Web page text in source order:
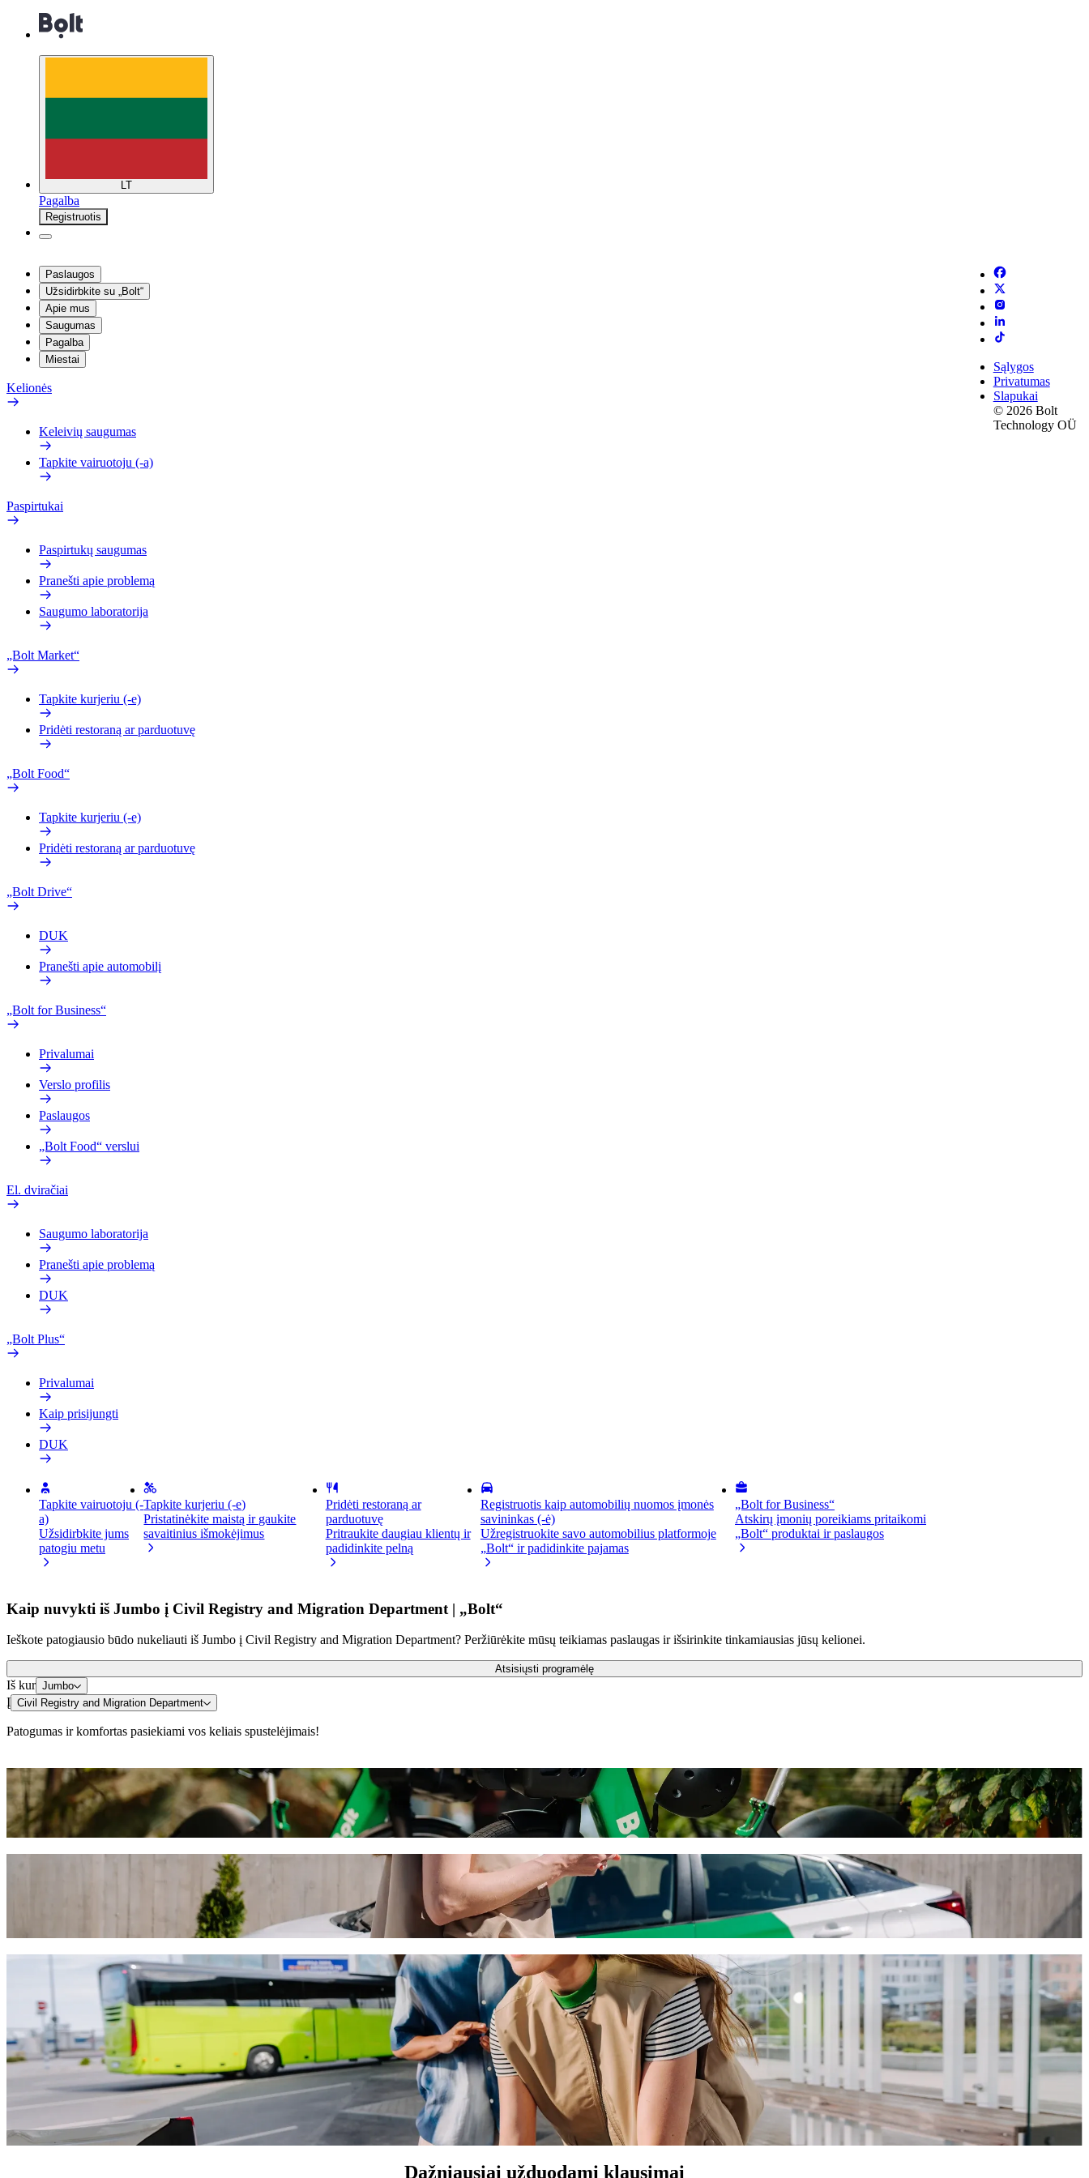
LT
Pagalba
Registruotis
Paslaugos
Užsidirbkite su „Bolt“
Apie mus
Saugumas
Pagalba
Miestai
Kelionės
Keleivių saugumas
Tapkite vairuotoju (-a)
Paspirtukai
Paspirtukų saugumas
Pranešti apie problemą
Saugumo laboratorija
„Bolt Market“
Tapkite kurjeriu (-e)
Pridėti restoraną ar parduotuvę
„Bolt Food“
Tapkite kurjeriu (-e)
Pridėti restoraną ar parduotuvę
„Bolt Drive“
DUK
Pranešti apie automobilį
„Bolt for Business“
Privalumai
Verslo profilis
Paslaugos
„Bolt Food“ verslui
El. dviračiai
Saugumo laboratorija
Pranešti apie problemą
DUK
„Bolt Plus“
Privalumai
Kaip prisijungti
DUK
Tapkite vairuotoju (-
a)
Užsidirbkite jums
patogiu metu
Tapkite kurjeriu (-e)
Pristatinėkite maistą ir gaukite
savaitinius išmokėjimus
Pridėti restoraną ar
parduotuvę
Pritraukite daugiau klientų ir
padidinkite pelną
Registruotis kaip automobilių nuomos įmonės
savininkas (-ė)
Užregistruokite savo automobilius platformoje
„Bolt“ ir padidinkite pajamas
„Bolt for Business“
Atskirų įmonių poreikiams pritaikomi
„Bolt“ produktai ir paslaugos
Sąlygos
Privatumas
Slapukai
© 2026 Bolt
Technology OÜ
Kaip nuvykti iš Jumbo į Civil Registry and Migration Department | „Bolt“
Ieškote patogiausio būdo nukeliauti iš Jumbo į Civil Registry and Migration Department? Peržiūrėkite mūsų teikiamas paslaugas ir išsirinkite tinkamiausias jūsų kelionei.
Atsisiųsti programėlę
Iš kur Jumbo
Į Civil Registry and Migration Department
Patogumas ir komfortas pasiekiami vos keliais spustelėjimais!
Paspirtukai ir el. dviračiai
Mieste keliaukite paspirtuku arba el. dviračiu
Atsisiųsti programėlę „Bolt“
Nuo Jumbo iki Civil Registry and Migration Department keliaukite su „Bolt“
Norite pasiekti Civil Registry and Migration Department už geresnę kainą? Rinkitės „Bolt“ pavėžėjimo paslaugas. Su „Bolt“ kelionė truks apie 10 min. ir kainuos maždaug 9,90 € EUR. Kad ir kokia proga
bebūtų, rasime jums tinkamiausią transporto priemonę.
„Bolt“ paslaugos kelionei iš Jumbo į Civil Registry and Migration Department
Daug bagažo? Rinkitės „XL“ kategoriją – joje telpa iki 6 keleivių.
Norite atvykti stilingai? Išbandykite „Bolt“ premium automobilius.
Keliausite su vaikais? Išsikvieskite automobilį, kuriame bus paaukštinimas vaikui.
Keliausite su augintiniais? Išbandykite keliones, skirtas augintiniams.
Reikia papildomos pagalbos? Kategorijoje „Assist“ rasite transporto priemonių, pritaikytų vežimėliui (Pritaikyta vežimėliui).
Nebrangios kelionės? Rinkitės kompaktišką „Bolt Basic“ automobilį – kainuos mažiau.
Atsisiųsti programėlę „Bolt“
Dažniausiai užduodami klausimai